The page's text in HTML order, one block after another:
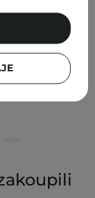
laktobionovou